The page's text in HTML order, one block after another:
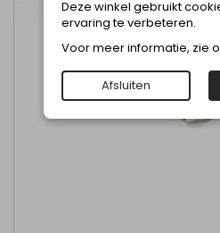
Deze winkel gebruikt
ervaring te verbeteren.
Voor meer informatie, zie
Afsluiten